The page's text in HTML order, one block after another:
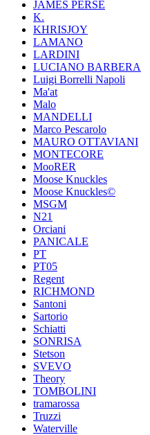
JAMES PERSE
K.
KHRISJOY
LAMANO
LARDINI
LUCIANO BARBERA
Luigi Borrelli Napoli
Ma'at
Malo
MANDELLI
Marco Pescarolo
MAURO OTTAVIANI
MONTECORE
MooRER
Moose Knuckles
Moose Knuckles©️
MSGM
N21
Orciani
PANICALE
PT
PT05
Regent
RICHMOND
Santoni
Sartorio
Schiatti
SONRISA
Stetson
SVEVO
Theory
TOMBOLINI
tramarossa
Truzzi
Waterville